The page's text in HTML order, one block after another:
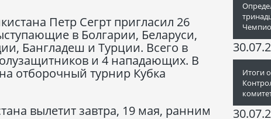
Петр Сегрт пригласил 26
в Болгарии, Беларуси,
Бангладеш и Турции. Всего в
и 4 нападающих. В
отборочный турнир Кубка
вылетит завтра, 19 мая, ранним
Итоги